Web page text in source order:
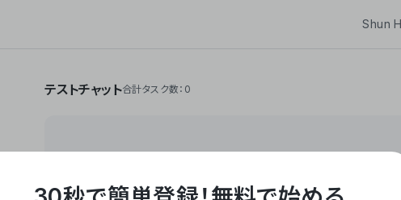
Shun
テストチャット合計タスク数：0
**Yoom株式会社は、ビジネスオートメーションSaaS「